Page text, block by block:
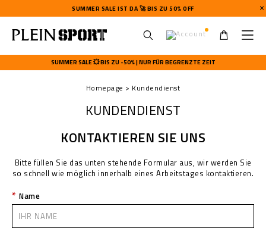
SUMMER SALE IST DA 🚀 BIS ZU 50% OFF
s
e
m
e
n
SUMMER SALE 💥 BIS ZU -50% | NUR FÜR BEGRENZTE ZEIT
Homepage Kundendienst
KUNDENDIENST
KONTAKTIEREN SIE UNS
Bitte füllen Sie das unten stehende Formular aus, wir werden Sie
so schnell wie möglich innerhalb eines Arbeitstages kontaktieren.
Name